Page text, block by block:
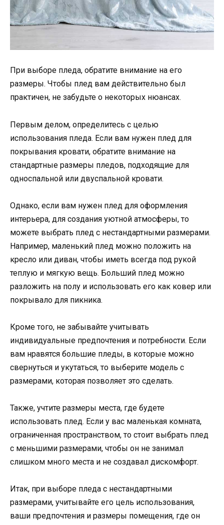
При выборе пледа, обратите внимание на его
размеры. Чтобы плед вам действительно был
практичен, не забудьте о некоторых нюансах.
Первым делом, определитесь с целью
использования пледа. Если вам нужен плед для
покрывания кровати, обратите внимание на
стандартные размеры пледов, подходящие для
односпальной или двуспальной кровати.
Однако, если вам нужен плед для оформления
интерьера, для создания уютной атмосферы, то
можете выбрать плед с нестандартными размерами.
Например, маленький плед можно положить на
кресло или диван, чтобы иметь всегда под рукой
теплую и мягкую вещь. Больший плед можно
разложить на полу и использовать его как ковер или
покрывало для пикника.
Кроме того, не забывайте учитывать
индивидуальные предпочтения и потребности. Если
вам нравятся большие пледы, в которые можно
свернуться и укутаться, то выберите модель с
размерами, которая позволяет это сделать.
Также, учтите размеры места, где будете
использовать плед. Если у вас маленькая комната,
ограниченная пространством, то стоит выбрать плед
с меньшими размерами, чтобы он не занимал
слишком много места и не создавал дискомфорт.
Итак, при выборе пледа с нестандартными
размерами, учитывайте его цель использования,
ваши предпочтения и размеры помещения, где он